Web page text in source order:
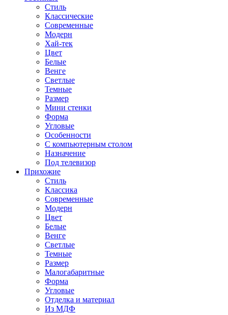
Стиль
Классические
Современные
Модерн
Хай-тек
Цвет
Белые
Венге
Светлые
Темные
Размер
Мини стенки
Форма
Угловые
Особенности
С компьютерным столом
Назначение
Под телевизор
Прихожие
Стиль
Классика
Современные
Модерн
Цвет
Белые
Венге
Светлые
Темные
Размер
Малогабаритные
Форма
Угловые
Отделка и материал
Из МДФ